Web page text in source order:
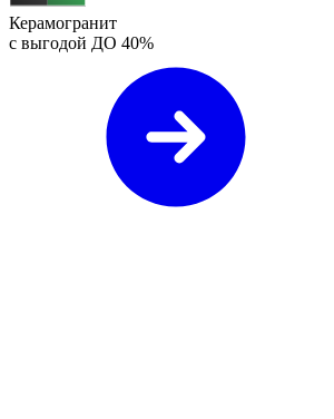
Керамогранит
с выгодой ДО 40%